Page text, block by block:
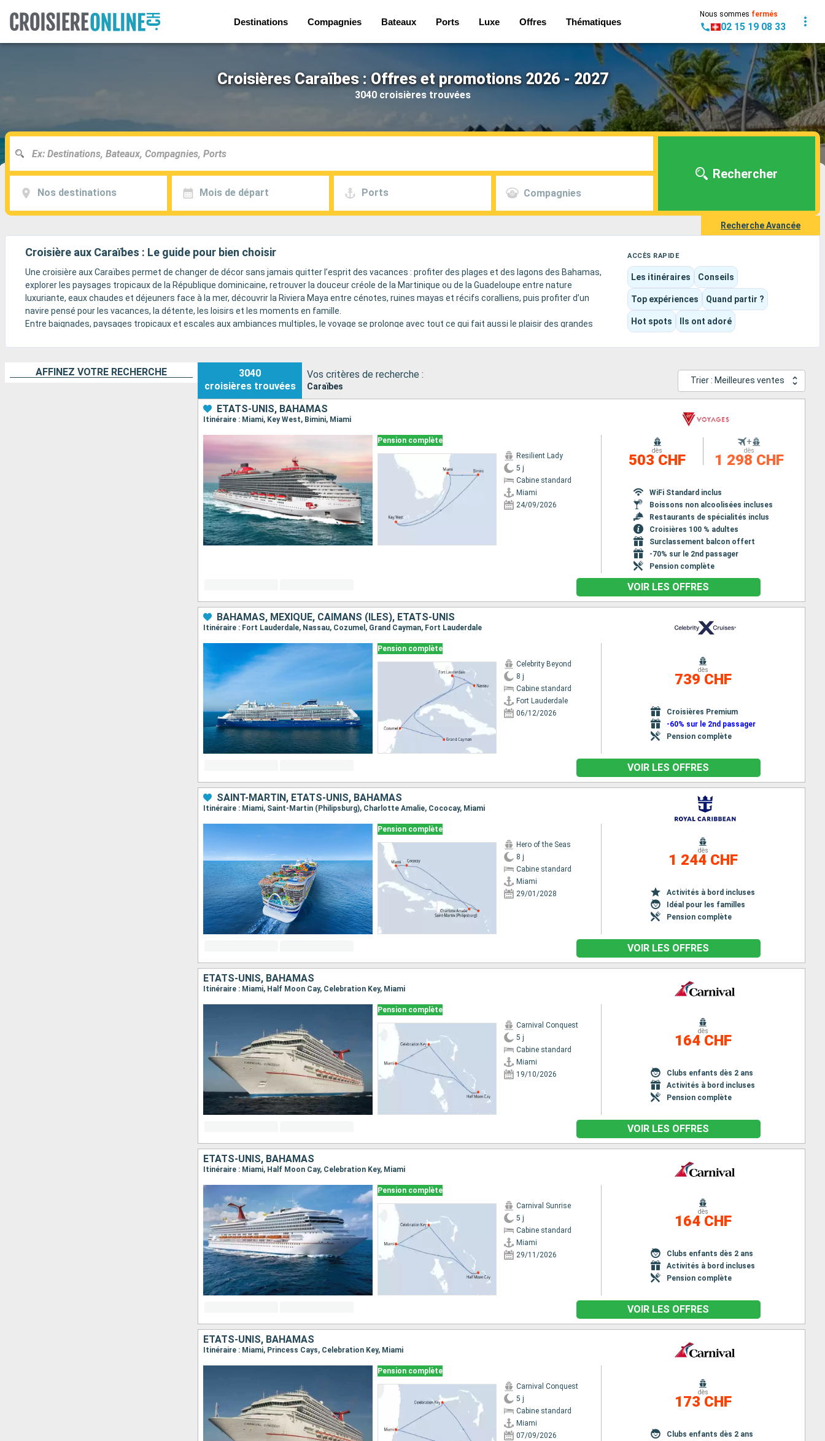
Destinations Compagnies Bateaux Ports Luxe Offres Thématiques
Nous sommes fermés
02 15 19 08 33
Croisières Caraïbes : Offres et promotions 2026 - 2027
3040 croisières trouvées
Nos destinations Mois de départ Ports Compagnies
Rechercher
Recherche Avancée
Croisière aux Caraïbes : Le guide pour bien choisir
Une croisière aux Caraïbes permet de changer de décor sans jamais quitter l’esprit des vacances : profiter des plages et des lagons des Bahamas,
explorer les paysages tropicaux de la République dominicaine, retrouver la douceur créole de la Martinique ou de la Guadeloupe entre nature
luxuriante, eaux chaudes et déjeuners face à la mer, découvrir la Riviera Maya entre cénotes, ruines mayas et récifs coralliens, puis profiter d’un
navire pensé pour les vacances, la détente, les loisirs et les moments en famille.
Entre baignades, paysages tropicaux et escales aux ambiances multiples, le voyage se prolonge avec tout ce qui fait aussi le plaisir des grandes
Selon l’itinéraire et le bateau choisis, la croisière peut se vivre comme une parenthèse de détente, une aventure tropicale, des vacances familiales
rythmées par les loisirs à bord - ou un peu tout cela à la fois.
ACCÈS RAPIDE
Les itinéraires Conseils
Top expériences Quand partir ?
Hot spots Ils ont adoré
AFFINEZ VOTRE RECHERCHE
3040
croisières trouvées
Vos critères de recherche :
Caraïbes
Trier : Meilleures ventes
ÉTATS-UNIS, BAHAMAS
Itinéraire : Miami, Key West, Bimini, Miami
Pension complète
Resilient Lady
5 j
Cabine standard
Miami
24/09/2026
dès
503 CHF
+
dès
1 298 CHF
WiFi Standard inclus
Boissons non alcoolisées incluses
Restaurants de spécialités inclus
Croisières 100 % adultes
Surclassement balcon offert
-70% sur le 2nd passager
Pension complète
VOIR LES OFFRES
BAHAMAS, MEXIQUE, CAÏMANS (ÎLES), ÉTATS-UNIS
Itinéraire : Fort Lauderdale, Nassau, Cozumel, Grand Cayman, Fort Lauderdale
Pension complète
Celebrity Beyond
8 j
Cabine standard
Fort Lauderdale
06/12/2026
dès
739 CHF
Croisières Premium
-60% sur le 2nd passager
Pension complète
VOIR LES OFFRES
SAINT-MARTIN, ÉTATS-UNIS, BAHAMAS
Itinéraire : Miami, Saint-Martin (Philipsburg), Charlotte Amalie, Cococay, Miami
Pension complète
Hero of the Seas
8 j
Cabine standard
Miami
29/01/2028
dès
1 244 CHF
Activités à bord incluses
Idéal pour les familles
Pension complète
VOIR LES OFFRES
ÉTATS-UNIS, BAHAMAS
Itinéraire : Miami, Half Moon Cay, Celebration Key, Miami
Pension complète
Carnival Conquest
5 j
Cabine standard
Miami
19/10/2026
dès
164 CHF
Clubs enfants dès 2 ans
Activités à bord incluses
Pension complète
VOIR LES OFFRES
ÉTATS-UNIS, BAHAMAS
Itinéraire : Miami, Half Moon Cay, Celebration Key, Miami
Pension complète
Carnival Sunrise
5 j
Cabine standard
Miami
29/11/2026
dès
164 CHF
Clubs enfants dès 2 ans
Activités à bord incluses
Pension complète
VOIR LES OFFRES
ÉTATS-UNIS, BAHAMAS
Itinéraire : Miami, Princess Cays, Celebration Key, Miami
Pension complète
Carnival Conquest
5 j
Cabine standard
Miami
07/09/2026
dès
173 CHF
Clubs enfants dès 2 ans